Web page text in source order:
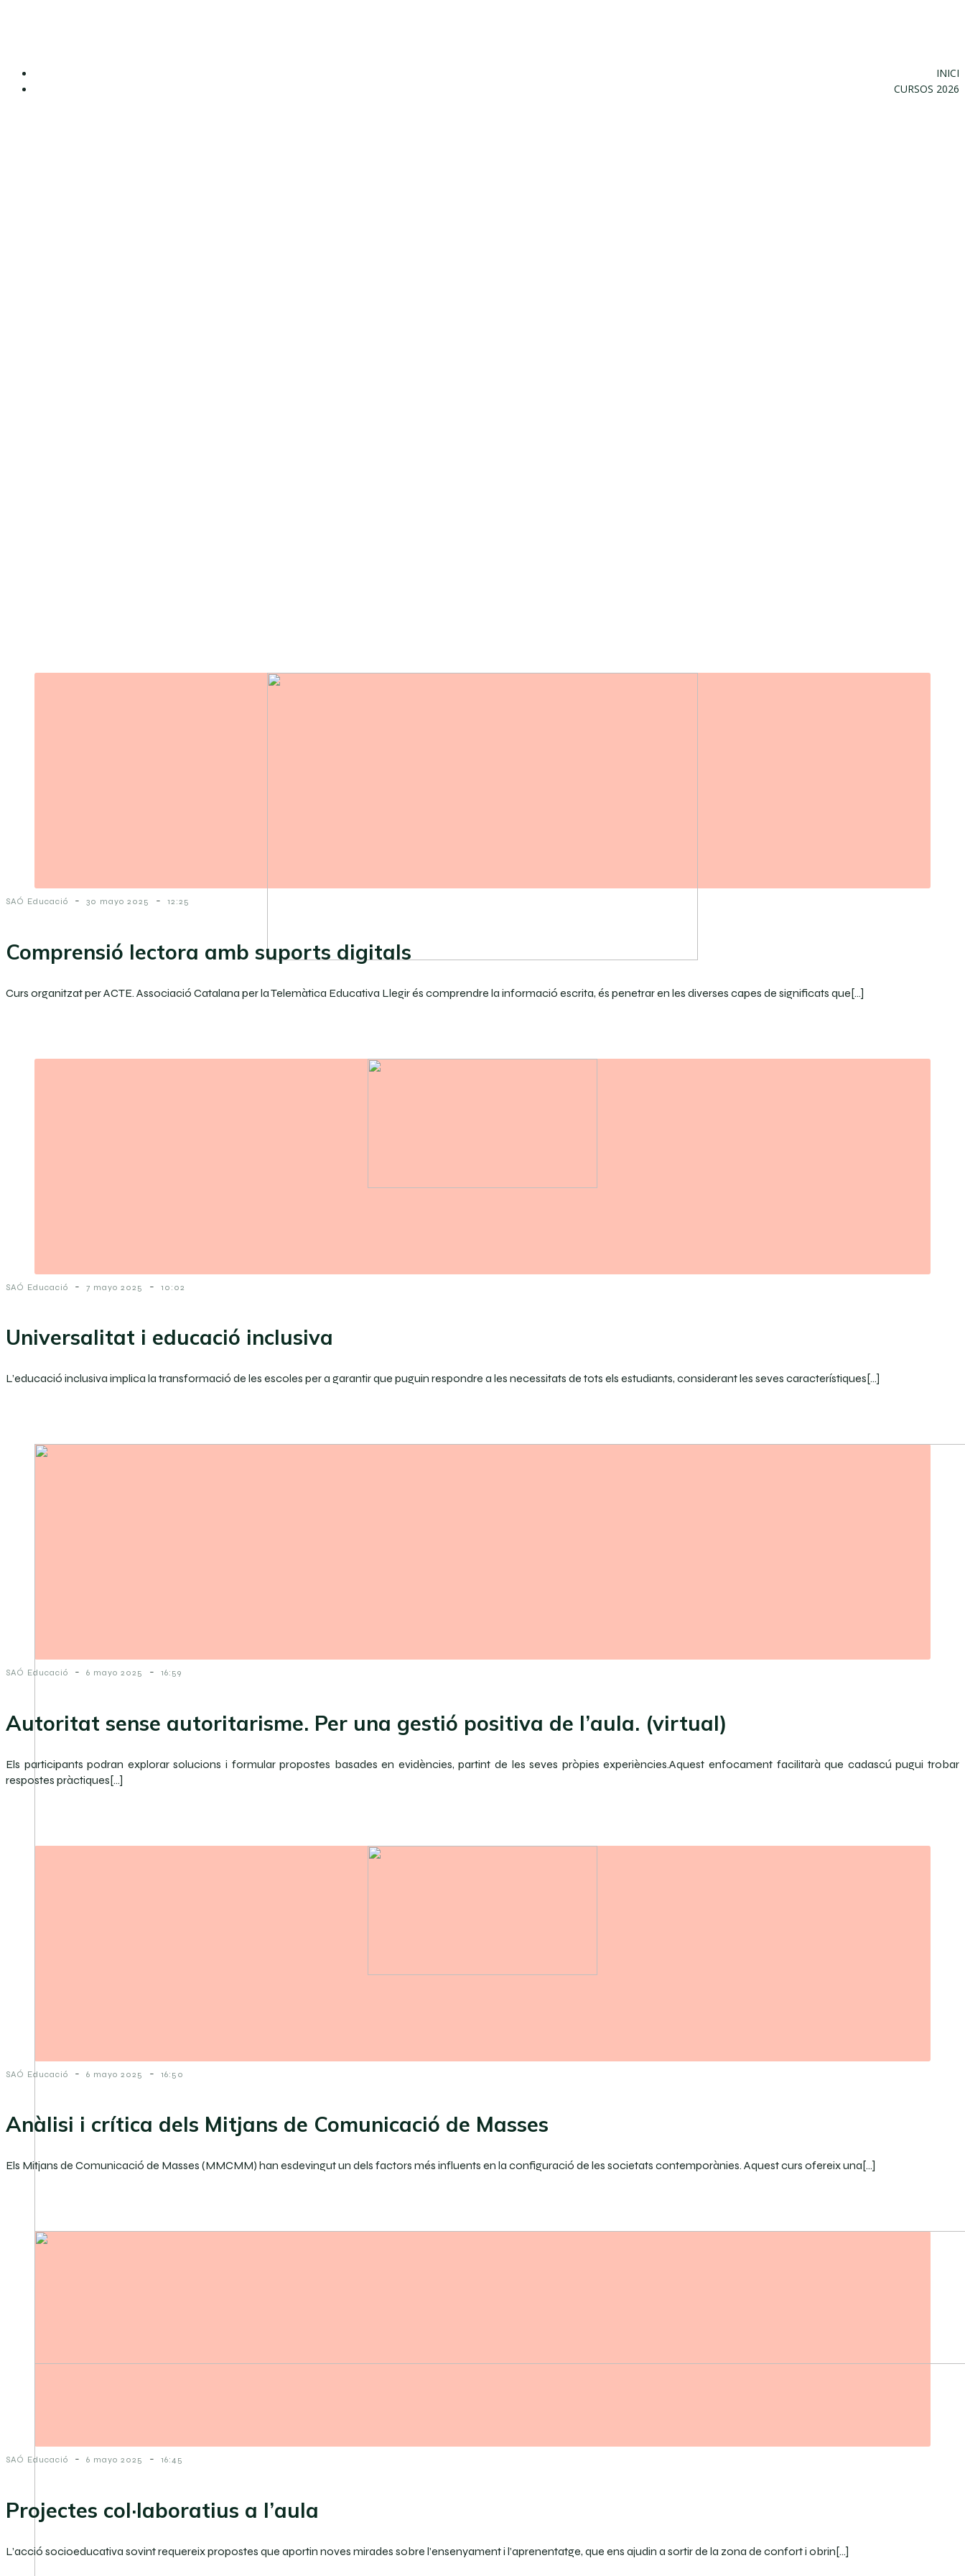
INICI
CURSOS 2026
SAÓ Educació - 30 mayo 2025 - 12:25
Comprensió lectora amb suports digitals
Curs organitzat per ACTE. Associació Catalana per la Telemàtica Educativa Llegir és comprendre la informació escrita, és penetrar en les diverses capes de significats que[…]
SAÓ Educació - 7 mayo 2025 - 10:02
Universalitat i educació inclusiva
L’educació inclusiva implica la transformació de les escoles per a garantir que puguin respondre a les necessitats de tots els estudiants, considerant les seves característiques[…]
SAÓ Educació - 6 mayo 2025 - 16:59
Autoritat sense autoritarisme. Per una gestió positiva de l’aula. (virtual)
Els participants podran explorar solucions i formular propostes basades en evidències, partint de les seves pròpies experiències.Aquest enfocament facilitarà que cadascú pugui trobar
respostes pràctiques[…]
SAÓ Educació - 6 mayo 2025 - 16:50
Anàlisi i crítica dels Mitjans de Comunicació de Masses
Els Mitjans de Comunicació de Masses (MMCMM) han esdevingut un dels factors més influents en la configuració de les societats contemporànies. Aquest curs ofereix una[…]
SAÓ Educació - 6 mayo 2025 - 16:45
Projectes col·laboratius a l’aula
L’acció socioeducativa sovint requereix propostes que aportin noves mirades sobre l’ensenyament i l’aprenentatge, que ens ajudin a sortir de la zona de confort i obrin[…]